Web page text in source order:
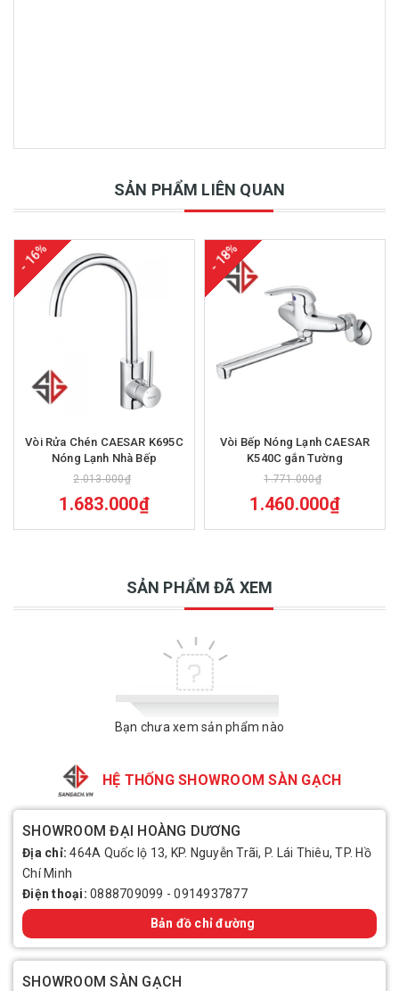
SẢN PHẨM LIÊN QUAN
- 16%
Vòi Rửa Chén CAESAR K695C
Nóng Lạnh Nhà Bếp
2.013.000₫
1.683.000₫
- 18%
Vòi Bếp Nóng Lạnh CAESAR
K540C gắn Tường
1.771.000₫
1.460.000₫
SẢN PHẨM ĐÃ XEM
Bạn chưa xem sản phẩm nào
HỆ THỐNG SHOWROOM SÀN GẠCH
SHOWROOM ĐẠI HOÀNG DƯƠNG
Địa chỉ:464A Quốc lộ 13, KP. Nguyễn Trãi, P. Lái Thiêu, TP. Hồ
Chí Minh
Điện thoại: 0888709099 -0914937877
Bản đồ chỉ đường
SHOWROOM SÀN GẠCH